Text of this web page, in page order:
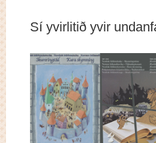
Sí yvirlitið yvir